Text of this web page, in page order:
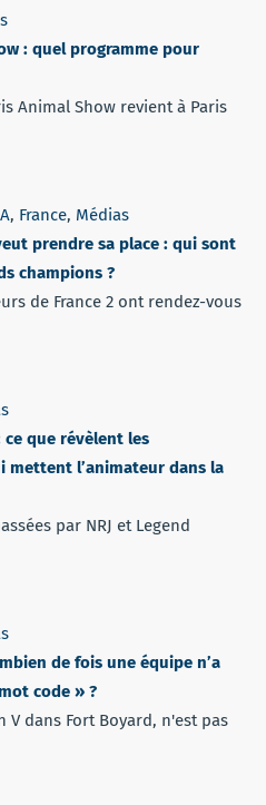
: quel programme pour
Animal Show revient à Paris
, France, Médias
prendre sa place : qui sont
champions ?
de France 2 ont rendez-vous
ce que révèlent les
mettent l’animateur dans la
par NRJ et Legend
de fois une équipe n’a
code » ?
V dans Fort Boyard, n'est pas